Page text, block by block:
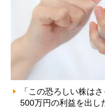
「この恐ろしい株は
500万円の利益を出し